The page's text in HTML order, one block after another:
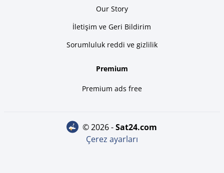
Our Story
İletişim ve Geri Bildirim
Sorumluluk reddi ve gizlilik
Premium
Premium ads free
© 2026 - sat24.com
Çerez ayarları